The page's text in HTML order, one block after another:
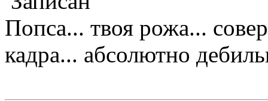
Попса... твоя рожа...
кадра... абсолютно